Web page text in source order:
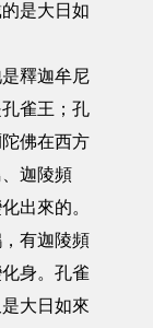
是大日如
釋迦牟尼
雀王；孔
佛在西方
迦陵頻
出來的。
有迦陵頻
身。孔雀
大日如來